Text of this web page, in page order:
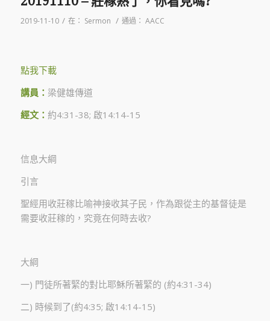
2019-11-10 / 在： Sermon / 通過： AACC
點我下載
講員： 梁健雄傳道
經文： 約4:31-38; 啟14:14-15
信息大綱
引言
聖經用收莊稼比喻神接收其子民，作為跟從主的基督徒是
需要收莊稼的，究竟在何時去收?
大綱
一) 門徒所著緊的對比耶穌所著緊的 (約4:31-34)
二) 時候到了(約4:35; 啟14:14-15)